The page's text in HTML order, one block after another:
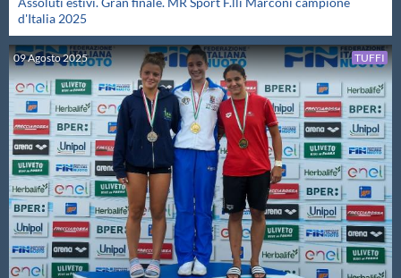
Salvamento
Master
Formazione
GUG
Scuole Nuoto
d'Italia 2025
TUFFI
09Agosto2025